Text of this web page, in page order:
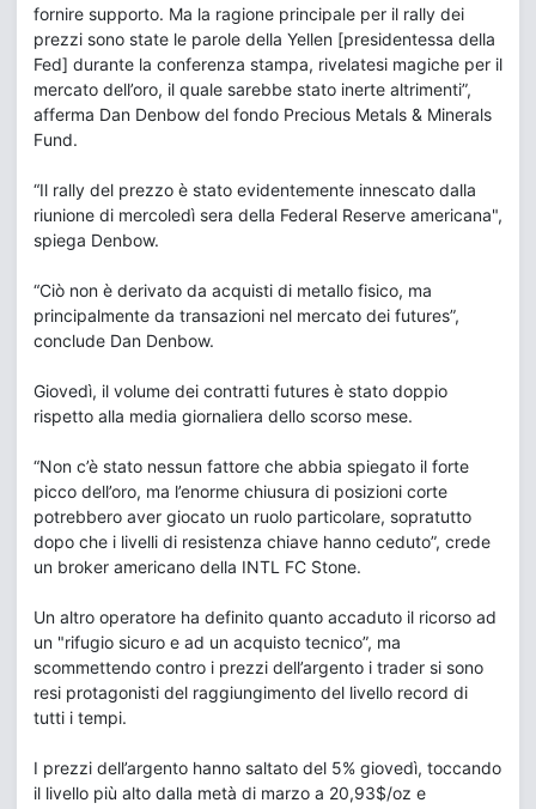
fornire supporto. Ma la ragione principale per il rally dei
prezzi sono state le parole della Yellen [presidentessa della
Fed] durante la conferenza stampa, rivelatesi magiche per il
mercato dell’oro, il quale sarebbe stato inerte altrimenti”,
afferma Dan Denbow del fondo Precious Metals & Minerals
Fund.
“Il rally del prezzo è stato evidentemente innescato dalla
riunione di mercoledì sera della Federal Reserve americana",
spiega Denbow.
“Ciò non è derivato da acquisti di metallo fisico, ma
principalmente da transazioni nel mercato dei futures”,
conclude Dan Denbow.
Giovedì, il volume dei contratti futures è stato doppio
rispetto alla media giornaliera dello scorso mese.
“Non c’è stato nessun fattore che abbia spiegato il forte
picco dell’oro, ma l’enorme chiusura di posizioni corte
potrebbero aver giocato un ruolo particolare, sopratutto
dopo che i livelli di resistenza chiave hanno ceduto”, crede
un broker americano della INTL FC Stone.
Un altro operatore ha definito quanto accaduto il ricorso ad
un "rifugio sicuro e ad un acquisto tecnico”, ma
scommettendo contro i prezzi dell’argento i trader si sono
resi protagonisti del raggiungimento del livello record di
tutti i tempi.
I prezzi dell’argento hanno saltato del 5% giovedì, toccando
il livello più alto dalla metà di marzo a 20,93$/oz e